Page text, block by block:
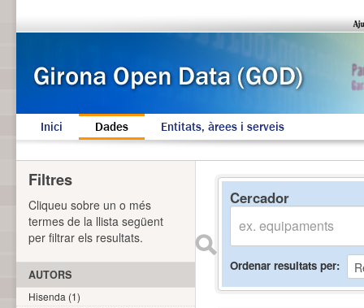
Inici Dades Entitats, àrees i serveis
Cercador
Ordenar resultats per
Filtres
Cliqueu sobre un o més
termes de la llista següent
per filtrar els resultats.
AUTORS
Hisenda (1)